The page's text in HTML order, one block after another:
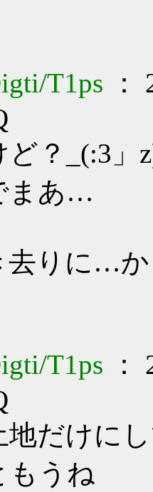
T1ps ：
？_(:3」
まあ…
去りに…か
T1ps ：
地だけに
もうね